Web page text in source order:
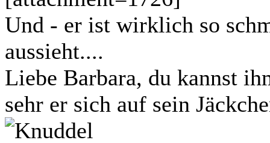
Und - er ist wirklich so
aussieht....
Liebe Barbara, du kannst
sehr er sich auf sein